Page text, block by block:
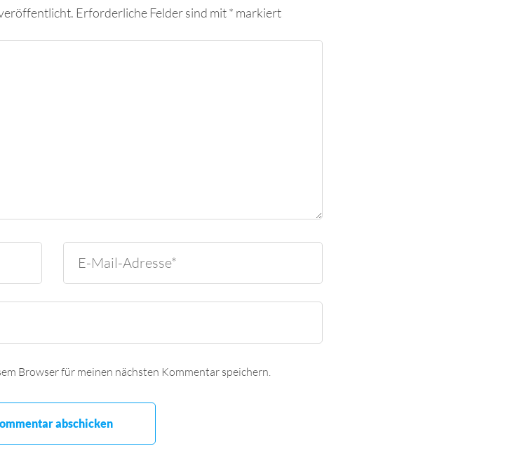
Erforderliche Felder sind mit* markiert
Browser für meinen nächsten Kommentar speichern.